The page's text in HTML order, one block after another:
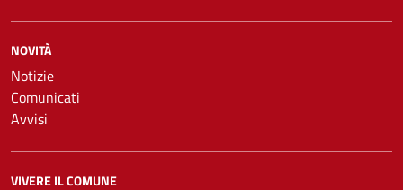
NOVITÀ
Notizie
Comunicati
Avvisi
VIVERE IL COMUNE